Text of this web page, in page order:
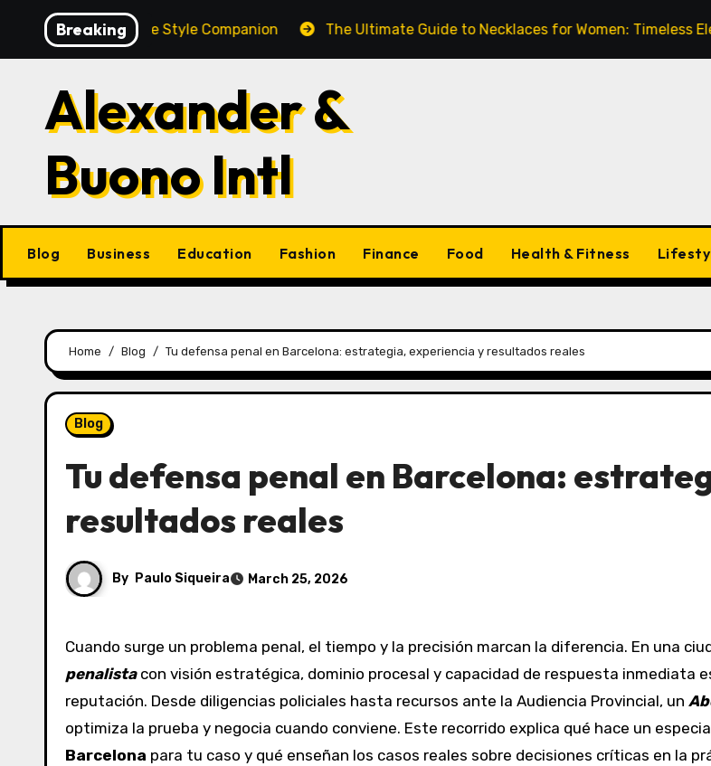
content
Breaking
A Complete Style Companion The Ultimate Guide to Necklaces for Women: Timeless Elegance
Alexander &
Buono Intl
Blog Business Education Fashion Finance Food Health & Fitness
Home Blog Tu defensa penal en Barcelona: estrategia, experiencia y resultados reales
Blog
Tu defensa penal en Barcelona:
resultados reales
By Paulo Siqueira March 25, 2026
Cuando surge un problema penal, el tiempo y la precisión marcan la diferencia. En una
penalistacon visión estratégica, dominio procesal y capacidad de respuesta inmediata
reputación. Desde diligencias policiales hasta recursos ante la Audiencia Provincial, un
optimiza la prueba y negocia cuando conviene. Este recorrido explica qué hace un
Barcelona para tu caso y qué enseñan los casos reales sobre decisiones críticas en la